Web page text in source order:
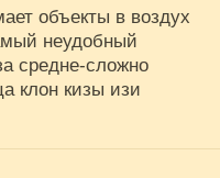
объекты в воздух
неудобный
средне-сложно
клон кизы изи